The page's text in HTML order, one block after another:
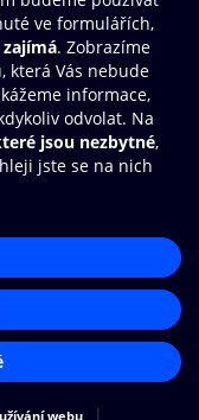
Knihovna
své e-knihy a
a pohodlněji.